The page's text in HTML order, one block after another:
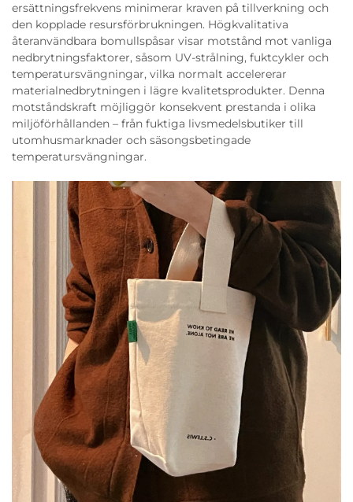
ersättningsfrekvens minimerar kraven på tillverkning och
den kopplade resursförbrukningen. Högkvalitativa
återanvändbara bomullspåsar visar motstånd mot vanliga
nedbrytningsfaktorer, såsom UV-strålning, fuktcykler och
temperatursvängningar, vilka normalt accelererar
materialnedbrytningen i lägre kvalitetsprodukter. Denna
motståndskraft möjliggör konsekvent prestanda i olika
miljöförhållanden – från fuktiga livsmedelsbutiker till
utomhusmarknader och säsongsbetingade
temperatursvängningar.